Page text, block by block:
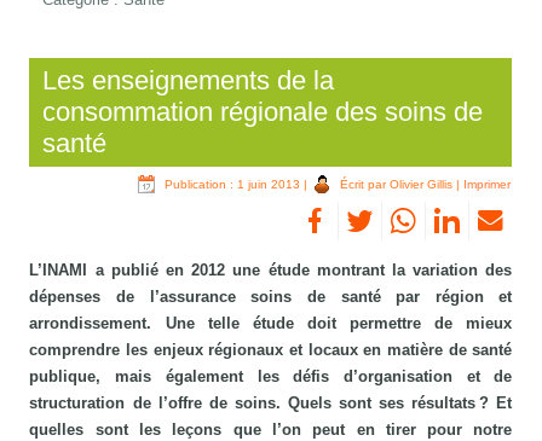
Les enseignements de la
consommation régionale des soins de
santé
Publication : 1 juin 2013 | Écrit par Olivier Gillis | Imprimer
L’INAMI a publié en 2012 une étude montrant la variation des
dépenses de l’assurance soins de santé par région et
arrondissement. Une telle étude doit permettre de mieux
comprendre les enjeux régionaux et locaux en matière de santé
publique, mais également les défis d’organisation et de
structuration de l’offre de soins. Quels sont ses résultats ? Et
quelles sont les leçons que l’on peut en tirer pour notre